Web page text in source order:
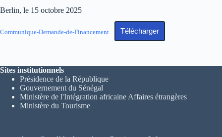
Berlin, le 15 octobre 2025
Communique-Demande-de-Financement Télécharger
Sites institutionnels
Présidence de la République
Gouvernement du Sénégal
Ministère de l'Intégration africaine Affaires étrangères
Ministère du Tourisme